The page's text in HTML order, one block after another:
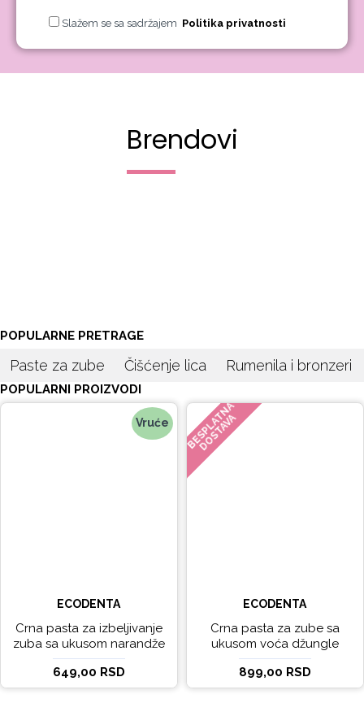
Slažem se sa sadržajem Politika privatnosti
Brendovi
POPULARNE PRETRAGE
Paste za zube Čišćenje lica Rumenila i bronzeri
POPULARNI PROIZVODI
Vruće
ECODENTA
Crna pasta za izbeljivanje
zuba sa ukusom narandže
Ecodenta 100 ml
649,00 RSD
BESPLATNA
DOSTAVA
ECODENTA
Crna pasta za zube sa
ukusom voća džungle
Ecodenta 75 ml
899,00 RSD